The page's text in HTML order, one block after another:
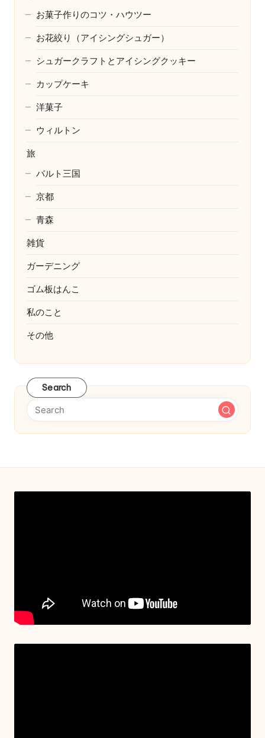
お菓子作りのコツ・ハウツー
お花絞り（アイシングシュガー）
シュガークラフトとアイシングクッキー
カップケーキ
洋菓子
ウィルトン
旅
バルト三国
京都
青森
雑貨
ガーデニング
ゴム板はんこ
私のこと
その他
Search